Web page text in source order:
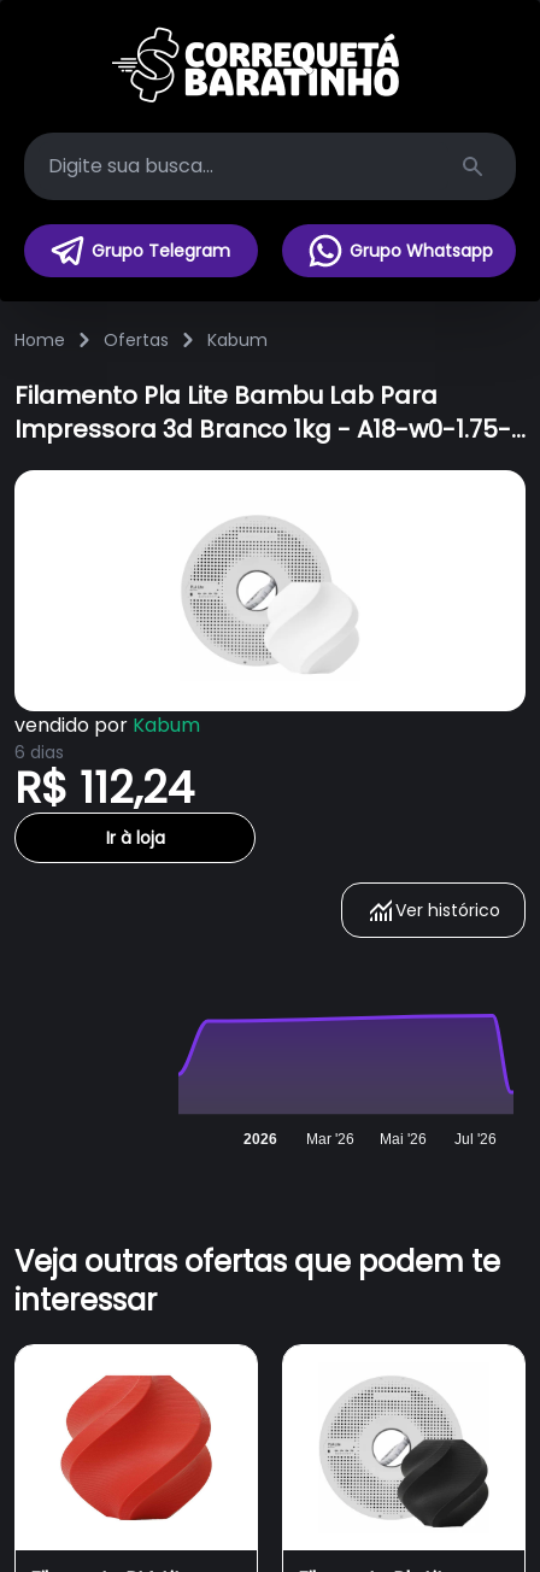
Search
Grupo Telegram Grupo Whatsapp
Home Ofertas Kabum
Filamento Pla Lite Bambu Lab Para
Impressora 3d Branco 1kg - A18-w0-1.75-
1000-spl
vendido por Kabum
6 dias
R$ 112,24
Ir à loja
Ver histórico
2026 Mar '26 Mai '26 Jul '26
Veja outras ofertas que podem te
interessar